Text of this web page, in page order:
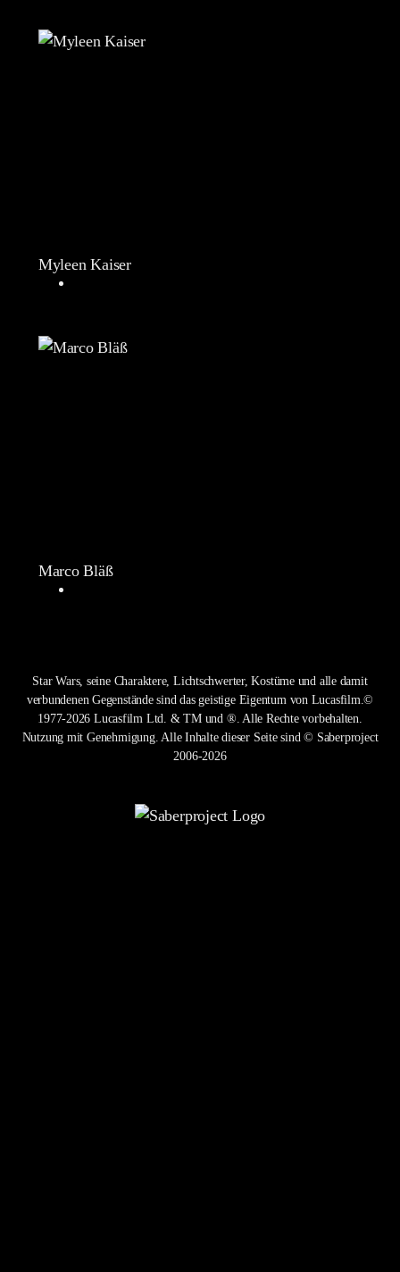
Myleen Kaiser
Marco Bläß
Star Wars, seine Charaktere, Lichtschwerter, Kostüme und alle damit
verbundenen Gegenstände sind das geistige Eigentum von Lucasfilm.©
1977-2026 Lucasfilm Ltd. & TM und ®. Alle Rechte vorbehalten.
Nutzung mit Genehmigung. Alle Inhalte dieser Seite sind © Saberproject
2006-2026